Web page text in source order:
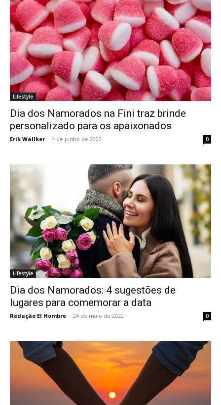
Lifestyle
Dia dos Namorados na Fini traz brinde
personalizado para os apaixonados
Erik Wallker - 4 de junho de 2022 0
Lifestyle
Dia dos Namorados: 4 sugestões de
lugares para comemorar a data
Redação El Hombre - 24 de maio de 2022 0